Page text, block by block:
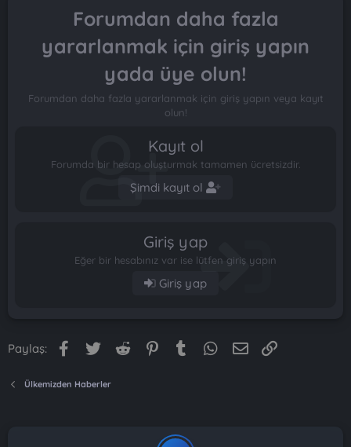
Forumdan daha fazla
yararlanmak için giriş yapın
yada üye olun!
Forumdan daha fazla yararlanmak için giriş yapın veya kayıt
olun!
Kayıt ol
Forumda bir hesap oluşturmak tamamen ücretsizdir.
Şimdi kayıt ol
Giriş yap
Eğer bir hesabınız var ise lütfen giriş yapın
Giriş yap
Paylaş: Facebook
Twitter Reddit PinterestTumblr WhatsApp
E-posta
Ülkemizden Haberler